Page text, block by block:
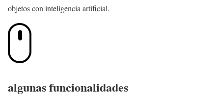
objetos con inteligencia artificial.
algunas funcionalidades